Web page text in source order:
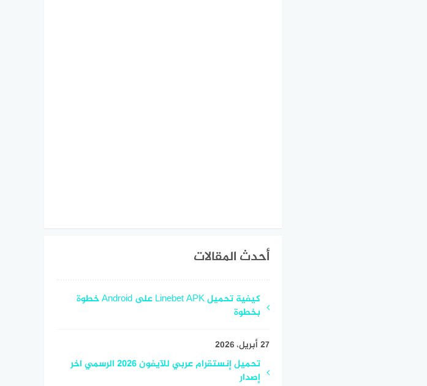
أحدث المقالات
كيفية تحميل Linebet APK على Android خطوة
بخطوة
27 أبريل، 2026
تحميل إنستقرام عربي للآيفون 2026 الرسمي اخر
إصدار